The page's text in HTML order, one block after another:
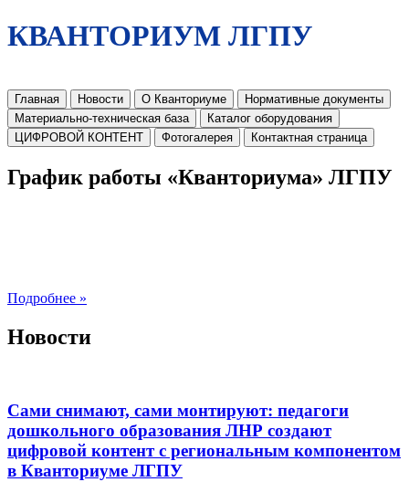
КВАНТОРИУМ ЛГПУ
Главная Новости О Кванториуме
Нормативные документы
Материально-техническая база
Каталог оборудования
ЦИФРОВОЙ КОНТЕНТ
Фотогалерея Контактная страница
График работы «Кванториума» ЛГПУ
Подробнее »
Новости
Сами снимают, сами монтируют: педагоги
дошкольного образования ЛНР создают
цифровой контент с региональным компонентом
в Кванториуме ЛГПУ​